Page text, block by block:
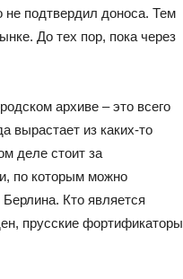
подтвердил доноса. Тем
До тех пор, пока через
архиве – это всего
вырастает из каких-то
деле стоит за
по которым можно
Кто является
прусские фортификаторы